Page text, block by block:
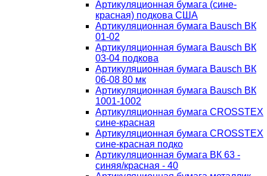
Артикуляционная бумага (сине-
красная) подкова США
Артикуляционная бумага Bausch ВК
01-02
Артикуляционная бумага Bausch ВК
03-04 подкова
Артикуляционная бумага Bausch ВК
06-08 80 мк
Артикуляционная бумага Bausch ВК
1001-1002
Артикуляционная бумага CROSSTEX
сине-красная
Артикуляционная бумага CROSSTEX
сине-красная подко
Артикуляционная бумага ВК 63 -
синяя/красная - 40